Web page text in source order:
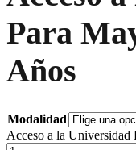
Para
Años
Modalidad
Acceso a la Universidad